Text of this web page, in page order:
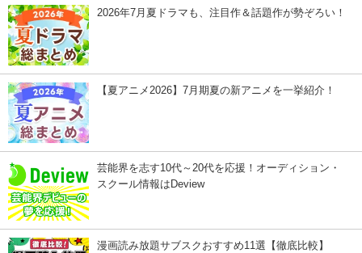
2026年7月夏ドラマも、注目作＆話題作が勢ぞろい！
【夏アニメ2026】7月期夏の新アニメを一挙紹介！
芸能界を志す10代～20代を応援！オーディション・
スクール情報はDeview
漫画読み放題サブスクおすすめ11選【徹底比較】